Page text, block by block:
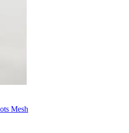
Mesh